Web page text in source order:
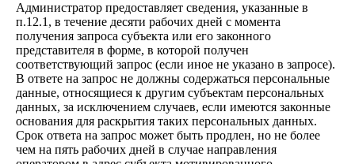
Администратор предоставляет сведения, указанные в
п.12.1, в течение десяти рабочих дней с момента
получения запроса субъекта или его законного
представителя в форме, в которой получен
соответствующий запрос (если иное не указано в запросе).
В ответе на запрос не должны содержаться персональные
данные, относящиеся к другим субъектам персональных
данных, за исключением случаев, если имеются законные
основания для раскрытия таких персональных данных.
Срок ответа на запрос может быть продлен, но не более
чем на пять рабочих дней в случае направления